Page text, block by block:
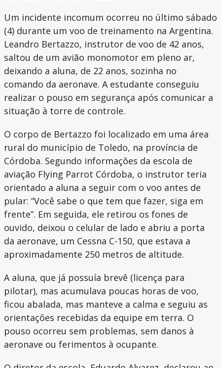
Um incidente incomum ocorreu no último sábado
(4) durante um voo de treinamento na Argentina.
Leandro Bertazzo, instrutor de voo de 42 anos,
saltou de um avião monomotor em pleno ar,
deixando a aluna, de 22 anos, sozinha no
comando da aeronave. A estudante conseguiu
realizar o pouso em segurança após comunicar a
situação à torre de controle.
O corpo de Bertazzo foi localizado em uma área
rural do município de Toledo, na província de
Córdoba. Segundo informações da escola de
aviação Flying Parrot Córdoba, o instrutor teria
orientado a aluna a seguir com o voo antes de
pular: “Você sabe o que tem que fazer, siga em
frente”. Em seguida, ele retirou os fones de
ouvido, deixou o celular de lado e abriu a porta
da aeronave, um Cessna C-150, que estava a
aproximadamente 250 metros de altitude.
A aluna, que já possuía brevê (licença para
pilotar), mas acumulava poucas horas de voo,
ficou abalada, mas manteve a calma e seguiu as
orientações recebidas da equipe em terra. O
pouso ocorreu sem problemas, sem danos à
aeronave ou ferimentos à ocupante.